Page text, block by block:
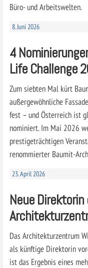
Büro- und Arbeitswelten.
8. Juni 2026
4
Life Challenge
Zum siebten Mal kürt
außergewöhnliche
fest – und Österreich ist
nominiert. Im Mai 2026
prestigeträchtigen
renommierter Baumit-
23. April 2026
Neue Direktorin
Das Architekturzentrum
als künftige Direktorin
ist das Ergebnis eines